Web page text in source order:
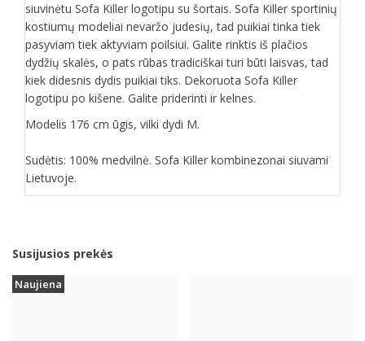
siuvinėtu Sofa Killer logotipu su šortais. Sofa Killer sportinių
kostiumų modeliai nevaržo judesių, tad puikiai tinka tiek
pasyviam tiek aktyviam poilsiui. Galite rinktis iš plačios
dydžių skalės, o pats rūbas tradiciškai turi būti laisvas, tad
kiek didesnis dydis puikiai tiks. Dekoruota Sofa Killer
logotipu po kišene. Galite priderinti ir kelnes.
Modelis 176 cm ūgis, vilki dydi M.
Sudėtis: 100% medvilnė. Sofa Killer kombinezonai siuvami
Lietuvoje.
Susijusios prekės
Naujiena